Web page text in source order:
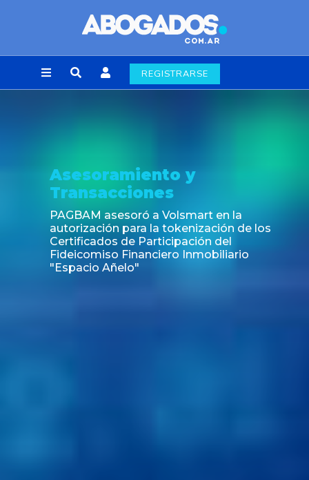
REGISTRARSE
Asesoramiento y
Transacciones
PAGBAM asesoró a Volsmart en la
autorización para la tokenización de los
Certificados de Participación del
Fideicomiso Financiero Inmobiliario
"Espacio Añelo"